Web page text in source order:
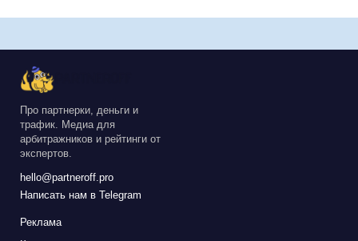
Про партнерки, деньги и
трафик. Медиа для
арбитражников и рейтинги от
экспертов.
hello@partneroff.pro
Написать нам в Telegram
Реклама